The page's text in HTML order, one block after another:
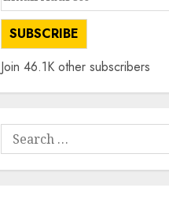
Address
SUBSCRIBE
Join 46.1K other subscribers
Search
for: